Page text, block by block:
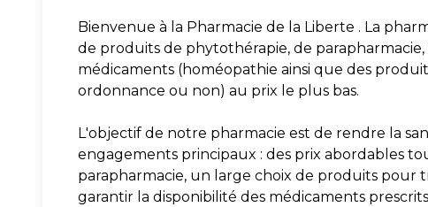
Bienvenue à la Pharmacie de la Liberte . La
de produits de phytothérapie, de
médicaments (homéopathie ainsi que des
ordonnance ou non) au prix le plus bas.
L'objectif de notre pharmacie est de rendre la
engagements principaux : des prix abordables
parapharmacie, un large choix de produits
garantir la disponibilité des médicaments